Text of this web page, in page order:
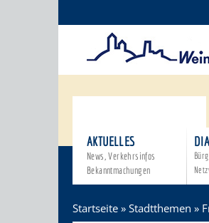
AKTUELLES
News, Verkehrsinfos
Bekanntmachungen
Startseite » Stadtthemen »